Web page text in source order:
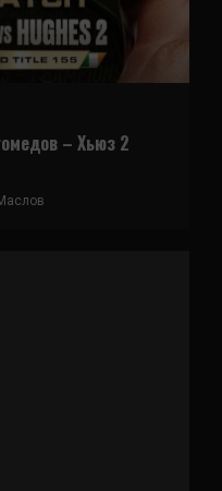
– Хьюз 2